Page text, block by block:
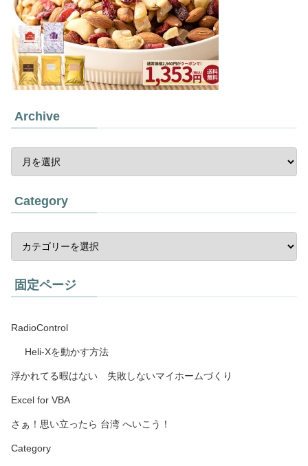
Archive
Category
固定ページ
RadioControl
Heli-Xを動かす方法
浮かれてる暇はない 失敗しないマイホームづくり
Excel for VBA
さぁ！思い立ったら 台湾 へいこう！
Category